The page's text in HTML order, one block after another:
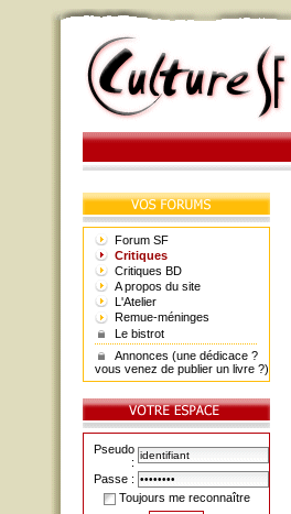
Forum SF
Critiques
Critiques BD
A propos du site
L'Atelier
Remue-méninges
Le bistrot
Annonces (une dédicace ?
vous venez de publier un livre ?)
Pseudo
:
Passe :
Toujours me reconnaître